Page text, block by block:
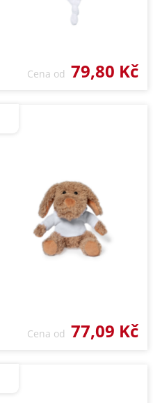
Cena od 79,80 Kč
Cena od 77,09 Kč